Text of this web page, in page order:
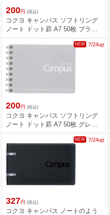
200円 (税込)
コクヨ キャンパス ソフトリング
ノート ドット罫 A7 50枚 ブラッ
NEW 7/24up
200円 (税込)
コクヨ キャンパス ソフトリング
ノート ドット罫 A7 50枚 グレー
NEW 7/24up
327円 (税込)
コクヨ キャンパス ノートのよう